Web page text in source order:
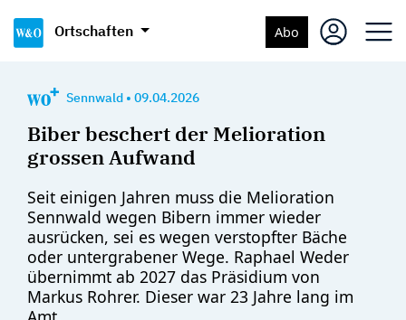
Ortschaften Abo
Sennwald • 09.04.2026
Biber beschert der Melioration
grossen Aufwand
Seit einigen Jahren muss die Melioration
Sennwald wegen Bibern immer wieder
ausrücken, sei es wegen verstopfter Bäche
oder untergrabener Wege. Raphael Weder
übernimmt ab 2027 das Präsidium von
Markus Rohrer. Dieser war 23 Jahre lang im